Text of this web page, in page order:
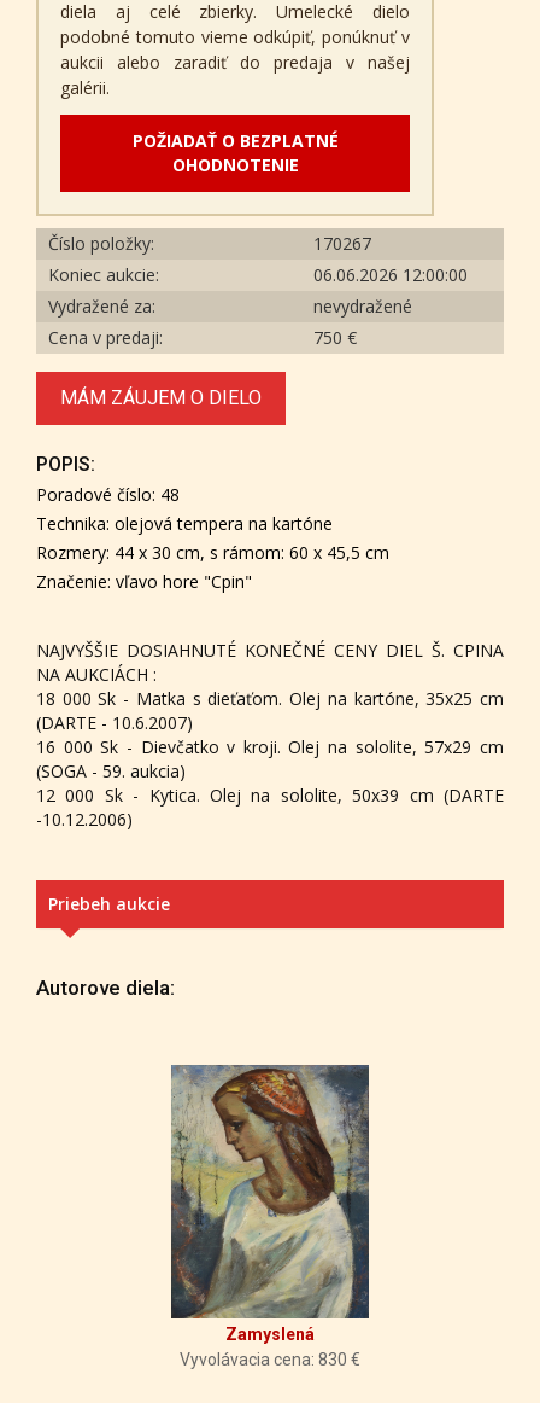
diela aj celé zbierky. Umelecké dielo
podobné tomuto vieme odkúpiť, ponúknuť v
aukcii alebo zaradiť do predaja v našej
galérii.
POŽIADAŤ O BEZPLATNÉ
OHODNOTENIE
Číslo položky:
170267
Koniec aukcie:
06.06.2026 12:00:00
Vydražené za:
nevydražené
Cena v predaji:
750 €
MÁM ZÁUJEM O DIELO
POPIS:
Poradové číslo: 48
Technika: olejová tempera na kartóne
Rozmery: 44 x 30 cm, s rámom: 60 x 45,5 cm
Značenie: vľavo hore "Cpin"
NAJVYŠŠIE DOSIAHNUTÉ KONEČNÉ CENY DIEL Š. CPINA
NA AUKCIÁCH :
18 000 Sk - Matka s dieťaťom. Olej na kartóne, 35x25 cm
(DARTE - 10.6.2007)
16 000 Sk - Dievčatko v kroji. Olej na sololite, 57x29 cm
(SOGA - 59. aukcia)
12 000 Sk - Kytica. Olej na sololite, 50x39 cm (DARTE
-10.12.2006)
Priebeh aukcie
Autorove diela:
Zamyslená
Vyvolávacia cena: 830 €